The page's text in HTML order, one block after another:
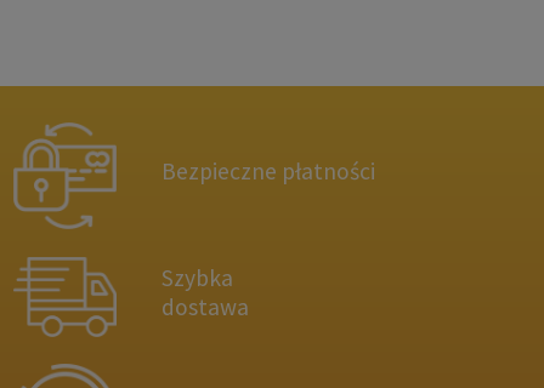
Bezpieczne płatności
Szybka
dostawa